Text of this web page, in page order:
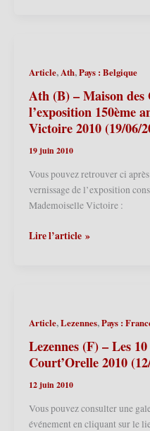
2010
(27/06/2010)
Article,Ath,Pays : Belgique
Ath (B) – Maison des
l’exposition 150ème
Victoire 2010 (19/06/
19 juin 2010
Vous pouvez retrouver ci
vernissage de l’exposition
Mademoiselle Victoire :
Ath
–
Vernissage
de
150ème
anniversaire
de
Lire l’article »
Article,Lezennes,Pays :
Lezennes (F) – Les
Court’Orelle 2010
12 juin 2010
Vous pouvez consulter une
événement en cliquant sur le